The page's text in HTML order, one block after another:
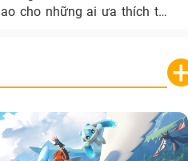
cho những ai ưa thích thể